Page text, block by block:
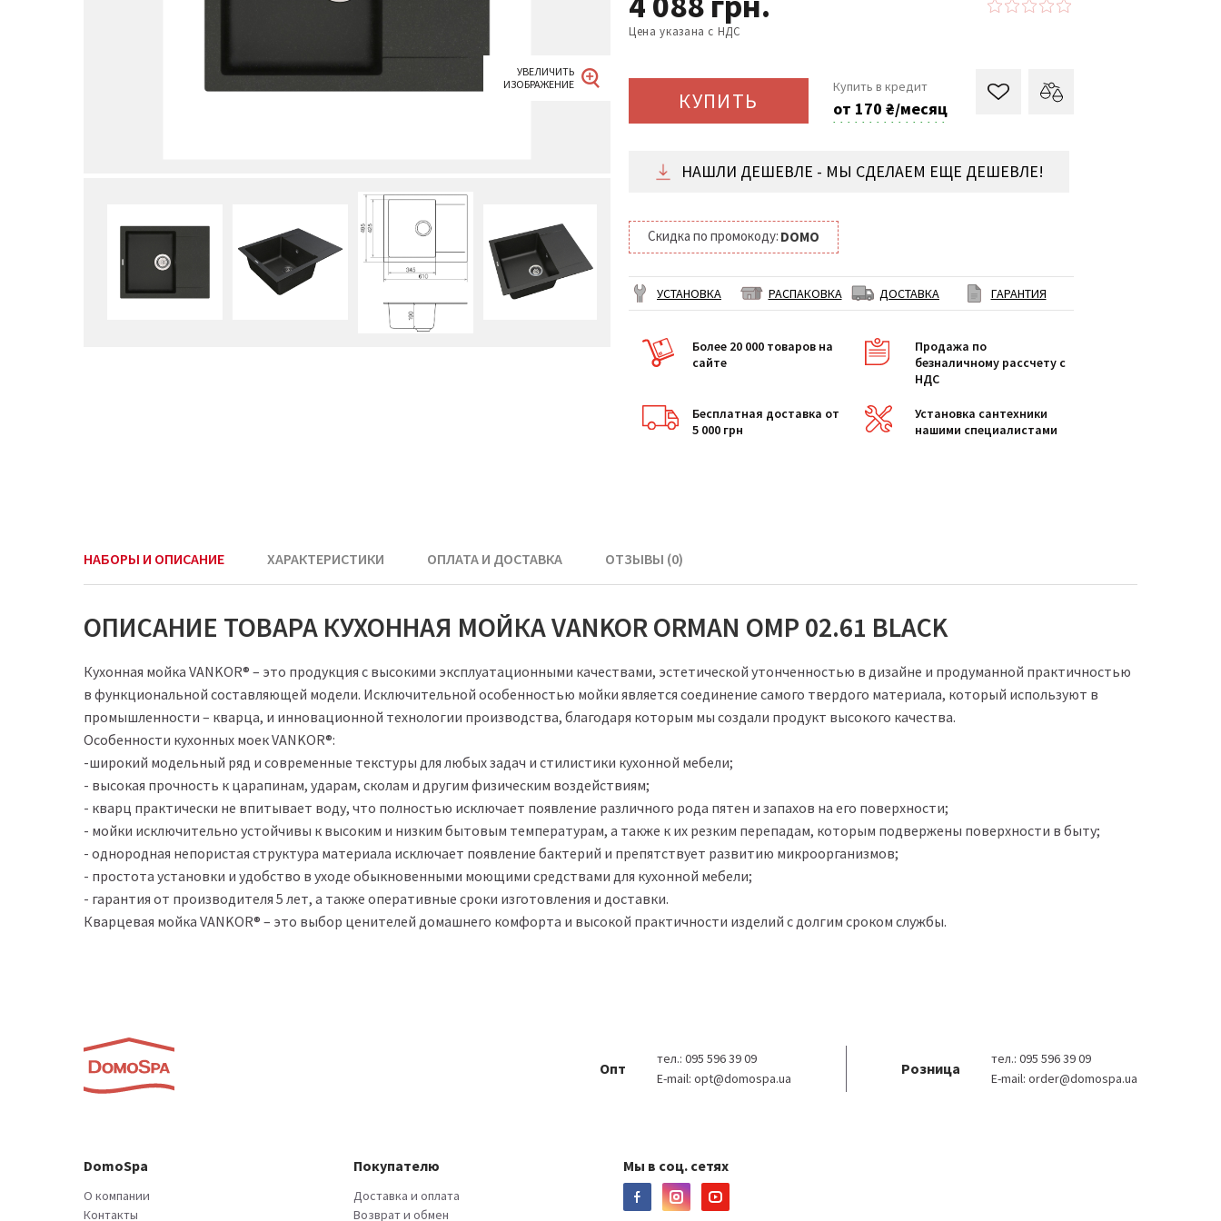
Цена указана с НДС
КУПИТЬ
Купить в кредит
от 170 ₴/месяц
НАШЛИ ДЕШЕВЛЕ - МЫ СДЕЛАЕМ ЕЩЕ ДЕШЕВЛЕ!
Скидка по промокоду: DOMO
УСТАНОВКА РАСПАКОВКА ДОСТАВКА ГАРАНТИЯ
Более 20 000 товаров на
сайте
Продажа по
безналичному рассчету с
НДС
Бесплатная доставка от
5 000 грн
Установка сантехники
нашими специалистами
НАБОРЫ И ОПИСАНИЕ ХАРАКТЕРИСТИКИ ОПЛАТА И ДОСТАВКА ОТЗЫВЫ (0)
ОПИСАНИЕ ТОВАРА КУХОННАЯ МОЙКА VANKOR ORMAN OMP 02.61 BLACK
Кухонная мойка VANKOR® – это продукция с высокими эксплуатационными качествами, эстетической утонченностью в дизайне и продуманной практичностью
в функциональной составляющей модели. Исключительной особенностью мойки является соединение самого твердого материала, который используют в
промышленности – кварца, и инновационной технологии производства, благодаря которым мы создали продукт высокого качества.
Особенности кухонных моек VANKOR®:
-широкий модельный ряд и современные текстуры для любых задач и стилистики кухонной мебели;
- высокая прочность к царапинам, ударам, сколам и другим физическим воздействиям;
- кварц практически не впитывает воду, что полностью исключает появление различного рода пятен и запахов на его поверхности;
- мойки исключительно устойчивы к высоким и низким бытовым температурам, а также к их резким перепадам, которым подвержены поверхности в быту;
- однородная непористая структура материала исключает появление бактерий и препятствует развитию микроорганизмов;
- простота установки и удобство в уходе обыкновенными моющими средствами для кухонной мебели;
- гарантия от производителя 5 лет, а также оперативные сроки изготовления и доставки.
Кварцевая мойка VANKOR® – это выбор ценителей домашнего комфорта и высокой практичности изделий с долгим сроком службы.
Опт
тел.: 095 596 39 09
E-mail: opt@domospa.ua
Розница
тел.: 095 596 39 09
E-mail: order@domospa.ua
DomoSpa
О компании
Контакты
Покупателю
Доставка и оплата
Возврат и обмен
Мы в соц. сетях